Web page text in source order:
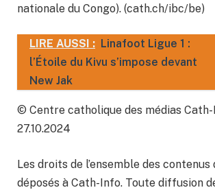
nationale du Congo). (cath.ch/ibc/be)
LIRE AUSSI : Linafoot Ligue 1 :
l’Étoile du Kivu s’impose devant
New Jak
© Centre catholique des médias
27.10.2024
Les droits de l’ensemble des
déposés à Cath-Info. Toute diffusion